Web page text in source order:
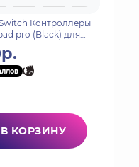
Контроллеры
pro (Black) для
(NSW-298U)
В КОРЗИНУ